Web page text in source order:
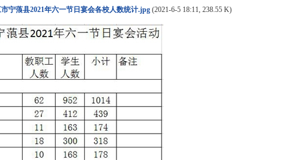
宁蒗县2021年六一节日宴会各校人数统计.jpg(2021-6-5 18:11, 238.55 K)